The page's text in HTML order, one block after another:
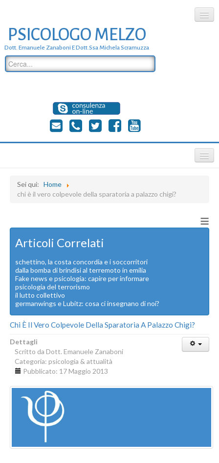
chi siamo
dove siamo
dott. Emanuele Zanaboni
dott.ssa michela scramuzza
PSICOLOGO MELZO
Dott. Emanuele Zanaboni E Dott.ssa Michela Scramuzza
Sei qui: Home
chi è il vero colpevole della sparatoria a palazzo chigi?
≡
Articoli Correlati
schettino, la costa concordia e i soccorritori
dalla bomba di brindisi al terremoto in emilia
Fake news e psicologia: capire per informare
psicologia del terrorismo
il lutto collettivo
germanwings e Lubitz: cosa ci insegnano di noi?
Chi È Il Vero Colpevole Della Sparatoria A Palazzo Chigi?
Dettagli
Scritto da Dott. Emanuele Zanaboni
Categoria: psicologia & attualità
Pubblicato: 17 Maggio 2013